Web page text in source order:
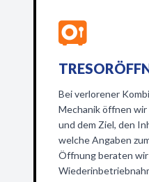
Bei verlorener
Mechanik öffnen
und dem Ziel, den
welche Angaben
Öffnung beraten wir